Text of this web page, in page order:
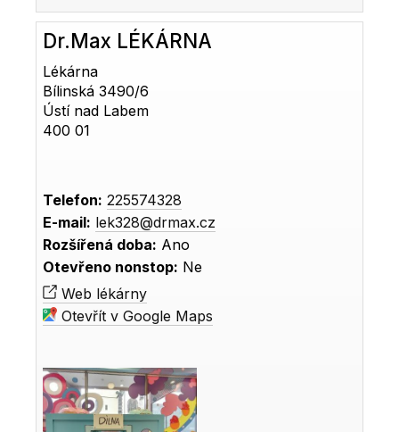
Dr.Max LÉKÁRNA
Lékárna
Bílinská 3490/6
Ústí nad Labem
400 01
Telefon: 225574328
E-mail: lek328@drmax.cz
Rozšířená doba: Ano
Otevřeno nonstop: Ne
Web lékárny
Otevřít v Google Maps